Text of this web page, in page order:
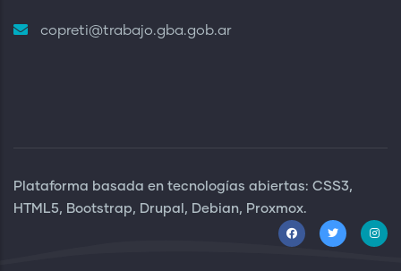
copreti@trabajo.gba.gob.ar
Plataforma basada en tecnologías abiertas: CSS3,
HTML5, Bootstrap, Drupal, Debian, Proxmox.